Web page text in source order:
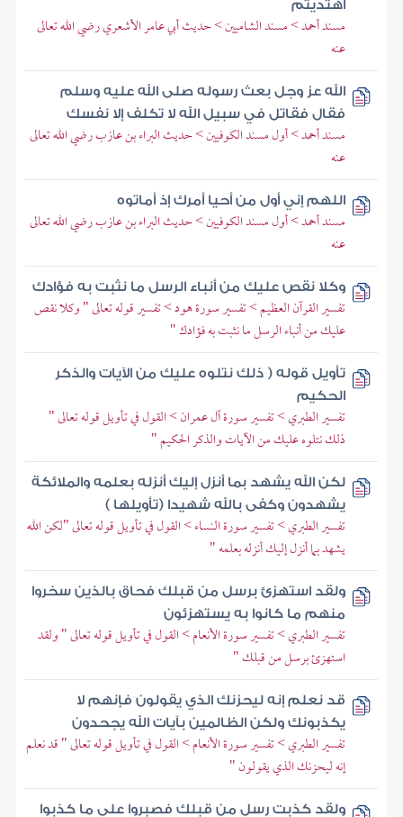
اهتديتم
مسند أحمد > مسند الشاميين > حديث أبي عامر الأشعري رضي الله تعالى
عنه
الله عز وجل بعث رسوله صلى الله عليه وسلم
فقال فقاتل في سبيل الله لا تكلف إلا نفسك
مسند أحمد > أول مسند الكوفيين > حديث البراء بن عازب رضي الله تعالى
عنه
اللهم إني أول من أحيا أمرك إذ أماتوه
مسند أحمد > أول مسند الكوفيين > حديث البراء بن عازب رضي الله تعالى
عنه
وكلا نقص عليك من أنباء الرسل ما نثبت به فؤادك
تفسير القرآن العظيم > تفسير سورة هود > تفسير قوله تعالى " وكلا نقص
عليك من أنباء الرسل ما نثبت به فؤادك "
تأويل قوله ( ذلك نتلوه عليك من الآيات والذكر
الحكيم
تفسير الطبري > تفسير سورة آل عمران > القول في تأويل قوله تعالى "
ذلك نتلوه عليك من الآيات والذكر الحكيم "
لكن الله يشهد بما أنزل إليك أنزله بعلمه والملائكة
يشهدون وكفى بالله شهيدا (تأويلها )
تفسير الطبري > تفسير سورة النساء > القول في تأويل قوله تعالى "لكن الله
يشهد بما أنزل إليك أنزله بعلمه "
ولقد استهزئ برسل من قبلك فحاق بالذين سخروا
منهم ما كانوا به يستهزئون
تفسير الطبري > تفسير سورة الأنعام > القول في تأويل قوله تعالى " ولقد
استهزئ برسل من قبلك "
قد نعلم إنه ليحزنك الذي يقولون فإنهم لا
يكذبونك ولكن الظالمين بآيات الله يجحدون
تفسير الطبري > تفسير سورة الأنعام > القول في تأويل قوله تعالى " قد نعلم
إنه ليحزنك الذي يقولون "
ولقد كذبت رسل من قبلك فصبروا على ما كذبوا